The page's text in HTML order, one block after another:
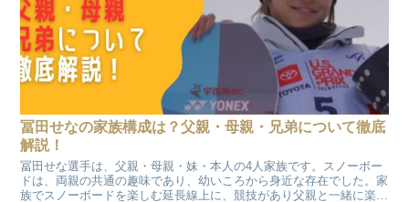
冨田せなの家族構成は？父親・母親・兄弟について徹底
解説！
冨田せな選手は、父親・母親・妹・本人の4人家族です。スノーボー
ドは、両親の共通の趣味であり、幼いころから身近な存在でした。家
族でスノーボードを楽しむ延長線上に、競技があり父親と一緒に楽し